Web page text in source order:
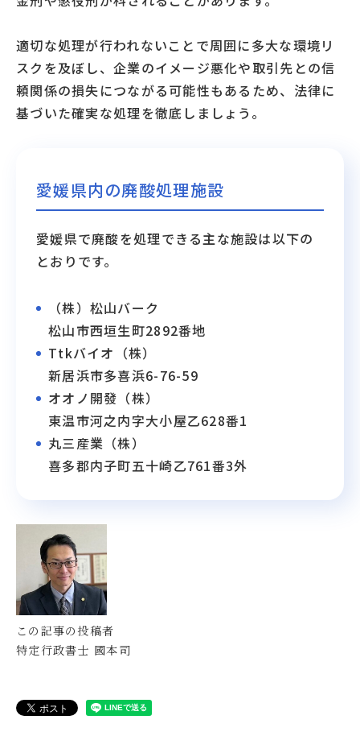
適切な処理が行われないことで周囲に多大な環境リ
スクを及ぼし、企業のイメージ悪化や取引先との信
頼関係の損失につながる可能性もあるため、法律に
基づいた確実な処理を徹底しましょう。
愛媛県内の廃酸処理施設
愛媛県で廃酸を処理できる主な施設は以下の
とおりです。
（株）松山バーク
松山市西垣生町2892番地
Ttkバイオ（株）
新居浜市多喜浜6-76-59
オオノ開發（株）
東温市河之内字大小屋乙628番1
丸三産業（株）
喜多郡内子町五十崎乙761番3外
この記事の投稿者
特定行政書士 國本司